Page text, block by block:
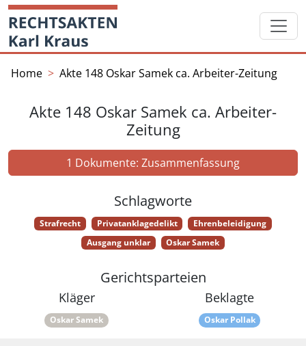
Skip
content
Startseite
Home Akte 148 Oskar Samek ca. Arbeiter-Zeitung
Akte 148 Oskar Samek ca. Arbeiter-
Zeitung
1 Dokumente: Zusammenfassung
Schlagworte
Strafrecht Privatanklagedelikt
Ehrenbeleidigung
Ausgang unklar
Oskar Samek
Gerichtsparteien
Kläger
Oskar Samek
Beklagte
Oskar Pollak